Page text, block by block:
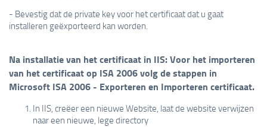
- Bevestig dat de private key voor het certificaat dat u gaat
installeren geëxporteerd kan worden.
Na installatie van het certificaat in IIS: Voor het importeren
van het certificaat op ISA 2006 volg de stappen in
Microsoft ISA 2006 - Exporteren en Importeren certificaat.
In IIS, creëer een nieuwe Website, laat de website verwijzen
naar een nieuwe, lege directory